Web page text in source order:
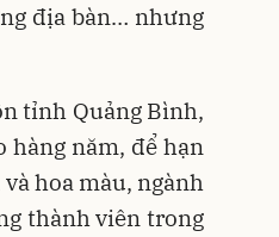
địa bàn… nhưng
tỉnh Quảng Bình,
hàng năm, để hạn
hoa màu, ngành
thành viên trong